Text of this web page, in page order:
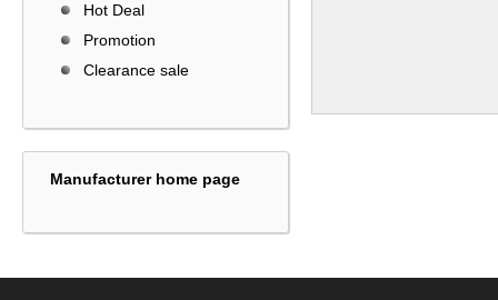
Hot Deal
Promotion
Clearance sale
Manufacturer home page